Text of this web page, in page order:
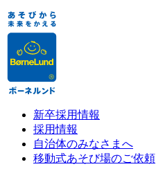
新卒採用情報
採用情報
自治体のみなさまへ
移動式あそび場のご依頼